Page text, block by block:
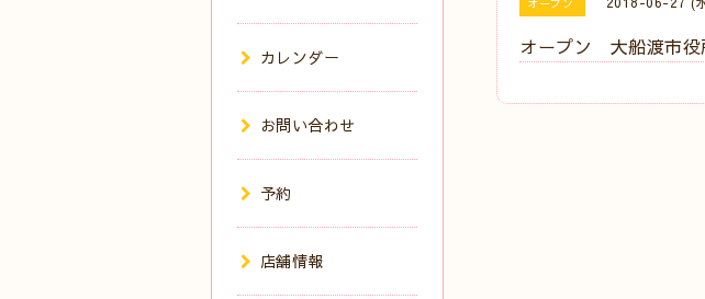
オープン
オープン 大船渡市
カレンダー
お問い合わせ
予約
店舗情報